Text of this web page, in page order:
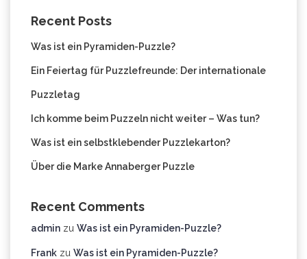
Recent Posts
Was ist ein Pyramiden-Puzzle?
Ein Feiertag für Puzzlefreunde: Der internationale
Puzzletag
Ich komme beim Puzzeln nicht weiter – Was tun?
Was ist ein selbstklebender Puzzlekarton?
Über die Marke Annaberger Puzzle
Recent Comments
admin zu Was ist ein Pyramiden-Puzzle?
Frank zu Was ist ein Pyramiden-Puzzle?